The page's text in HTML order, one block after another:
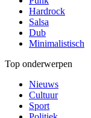
Hardrock
Salsa
Dub
Minimalistisch
Top onderwerpen
Nieuws
Cultuur
Sport